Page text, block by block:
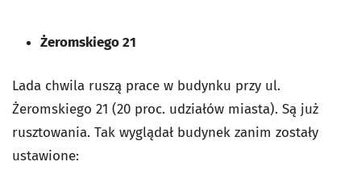
Żeromskiego 21
Lada chwila ruszą prace w budynku przy ul.
Żeromskiego 21 (20 proc. udziałów miasta). Są już
rusztowania. Tak wyglądał budynek zanim zostały
ustawione: